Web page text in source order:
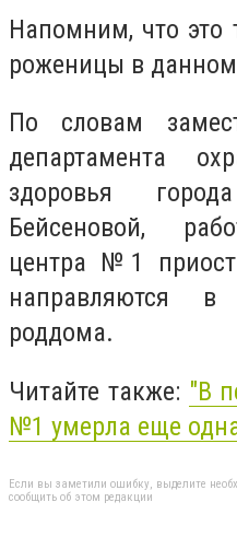
Напомним, что это
роженицы в
По словам
департамента
здоровья
Бейсеновой,
центра №1
направляются в
роддома.
Читайте также: "В
№1 умерла еще
Если вы заметили ошибку, выделите
сообщить об этом редакции